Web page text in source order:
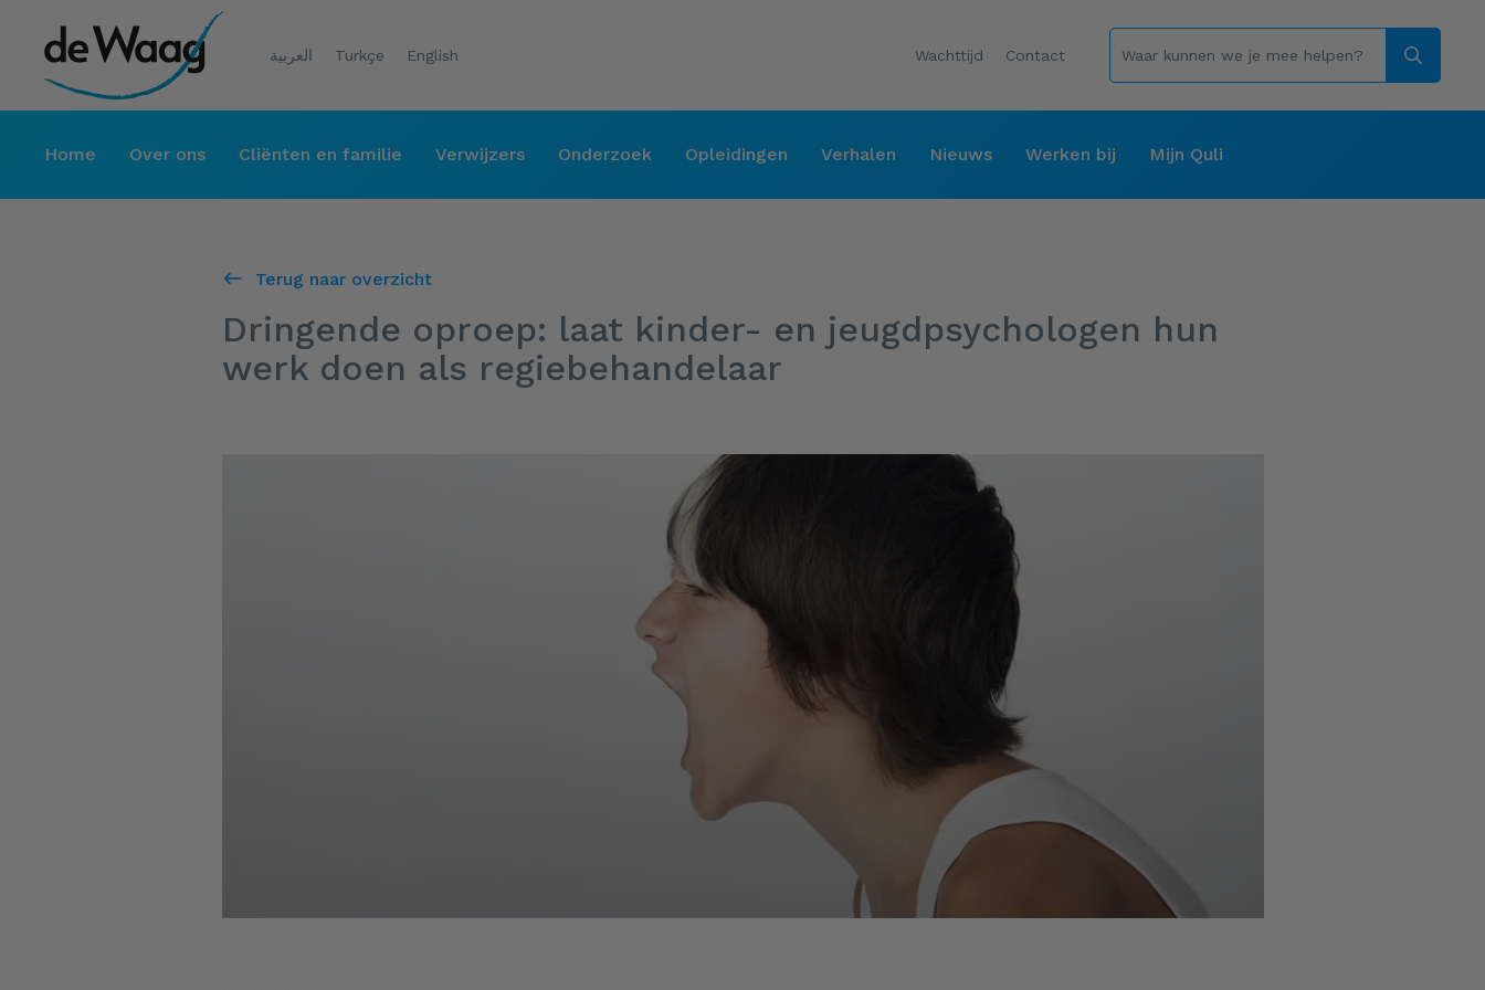
العربية Turkçe English Wachttijd Contact
Home Over ons Cliënten en familie Verwijzers Onderzoek Opleidingen Verhalen Nieuws Werken bij Mijn Quli
Terug naar overzicht
Dringende oproep: laat kinder- en jeugdpsychologen hun
werk doen als regiebehandelaar